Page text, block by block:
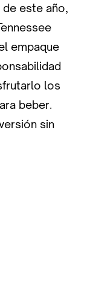
este año,
empaque
los
beber.
sin